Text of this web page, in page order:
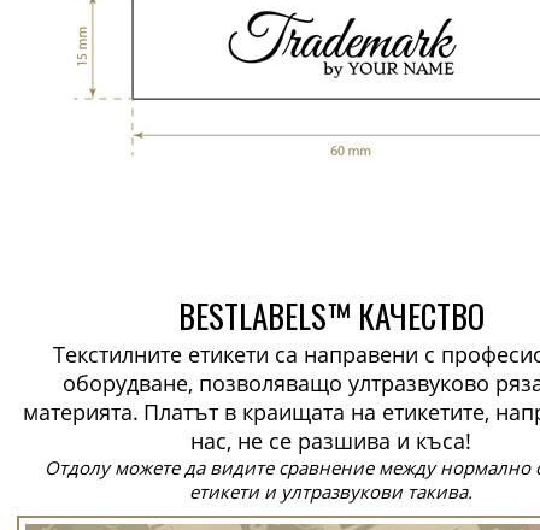
BESTLABELS™ КАЧЕСТВО
Текстилните етикети са направени с
оборудване, позволяващо ултразвуково
материята. Платът в краищата на етикетите,
нас, не се разшива и къса!
Отдолу можете да видите сравнение между нормално
етикети и ултразвукови такива.